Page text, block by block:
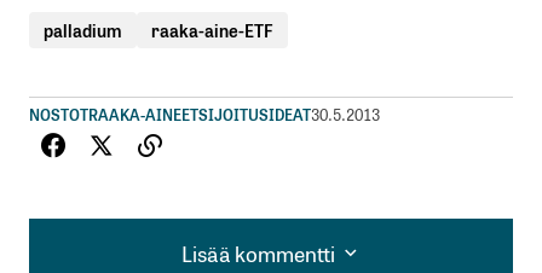
palladium raaka-aine-ETF
NOSTOTRAAKA-AINEETSIJOITUSIDEAT30.5.2013
Lisää kommentti